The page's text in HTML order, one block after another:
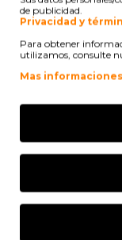
4576511 Cyan ~
de publicidad.
Privacidad y
Para obtener
utilizamos, consulte
Mas informaciones